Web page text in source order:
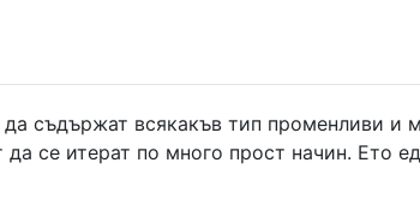
съдържат всякакъв тип променливи и
се итерат по много прост начин. Ето